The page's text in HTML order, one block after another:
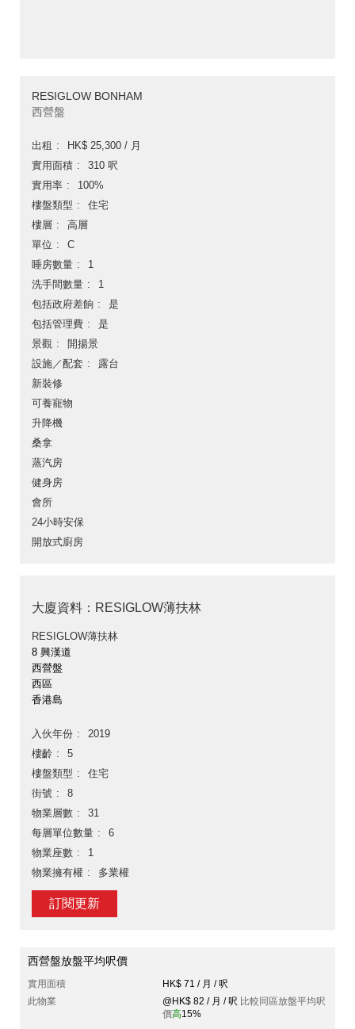
RESIGLOW BONHAM
西營盤
出租
HK$ 25,300 / 月
實用面積
310 呎
實用率
100%
樓盤類型
住宅
樓層
高層
單位
C
睡房數量
1
洗手間數量
1
包括政府差餉
是
包括管理費
是
景觀
開揚景
設施／配套
露台
新裝修
可養寵物
升降機
桑拿
蒸汽房
健身房
會所
24小時安保
開放式廚房
大廈資料：RESIGLOW薄扶林
RESIGLOW薄扶林
8 興漢道
西營盤
西區
香港島
入伙年份
2019
樓齡
5
樓盤類型
住宅
街號
8
物業層數
31
每層單位數量
6
物業座數
1
物業擁有權
多業權
訂閱更新
西營盤放盤平均呎價
實用面積
HK$ 71 / 月 / 呎
此物業
@HK$ 82 / 月 / 呎 比較同區放盤平均呎
價高15%